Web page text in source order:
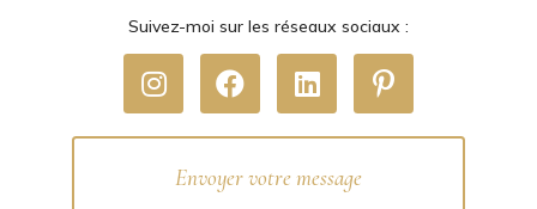
Suivez-moi sur les réseaux sociaux :
Envoyer votre message